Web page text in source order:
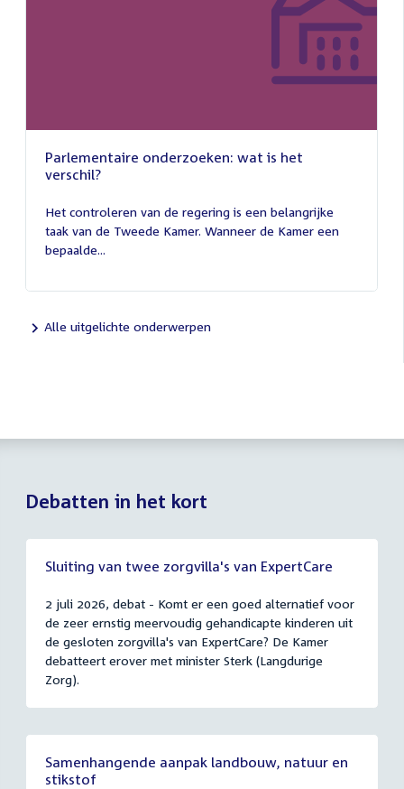
Parlementaire onderzoeken: wat is het
verschil?
juli
2026
Het controleren van de regering is een belangrijke
taak van de Tweede Kamer. Wanneer de Kamer een
bepaalde...
Alle uitgelichte onderwerpen
Debatten in het kort
Sluiting van twee zorgvilla's van ExpertCare
2 juli 2026, debat - Komt er een goed alternatief voor
de zeer ernstig meervoudig gehandicapte kinderen uit
de gesloten zorgvilla's van ExpertCare? De Kamer
debatteert erover met minister Sterk (Langdurige
Zorg).
Samenhangende aanpak landbouw, natuur en
stikstof